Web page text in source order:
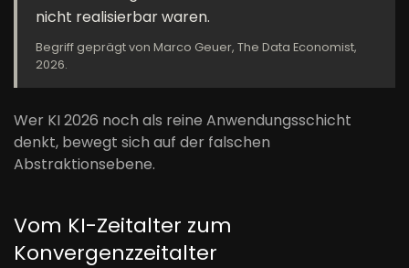
nicht realisierbar waren.
Begriff geprägt von Marco Geuer, The Data Economist,
2026.
Wer KI 2026 noch als reine Anwendungsschicht
denkt, bewegt sich auf der falschen
Abstraktionsebene.
Vom KI-Zeitalter zum
Konvergenzzeitalter